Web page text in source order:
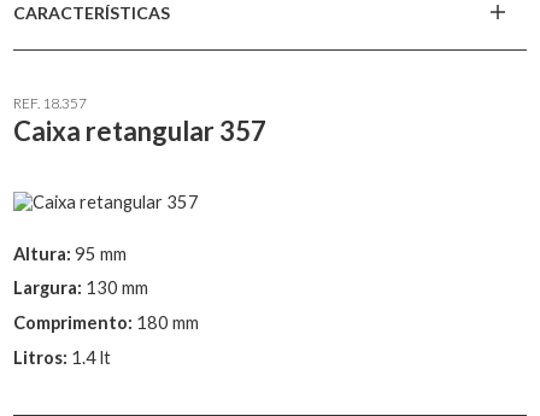
CARACTERÍSTICAS
REF. 18.357
Caixa retangular 357
Altura: 95 mm
Largura: 130 mm
Comprimento: 180 mm
Litros: 1.4 lt